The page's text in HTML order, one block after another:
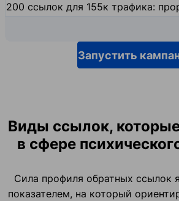
200 ссылок для 155к трафика:
Запустить
Виды ссылок,
в сфере
Сила профиля обратных ссылок
показателем, на который